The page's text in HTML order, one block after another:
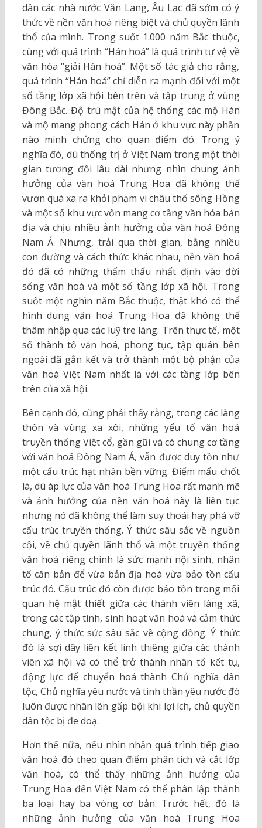
dân các nhà nước Văn Lang, Âu Lạc đã sớm có ý
thức về nền văn hoá riêng biệt và chủ quyền lãnh
thổ của mình. Trong suốt 1.000 năm Bắc thuộc,
cùng với quá trình “Hán hoá” là quá trình tự vệ về
văn hóa “giải Hán hoá”. Một số tác giả cho rằng,
quá trình “Hán hoá” chỉ diễn ra mạnh đối với một
số tầng lớp xã hội bên trên và tập trung ở vùng
Đông Bắc. Độ trù mật của hệ thống các mộ Hán
và mộ mang phong cách Hán ở khu vực này phần
nào minh chứng cho quan điểm đó. Trong ý
nghĩa đó, dù thống trị ở Việt Nam trong một thời
gian tương đối lâu dài nhưng nhìn chung ảnh
hưởng của văn hoá Trung Hoa đã không thể
vươn quá xa ra khỏi phạm vi châu thổ sông Hồng
và một số khu vực vốn mang cơ tầng văn hóa bản
địa và chịu nhiều ảnh hưởng của văn hoá Đông
Nam Á. Nhưng, trải qua thời gian, bằng nhiều
con đường và cách thức khác nhau, nền văn hoá
đó đã có những thẩm thấu nhất định vào đời
sống văn hoá và một số tầng lớp xã hội. Trong
suốt một nghìn năm Bắc thuộc, thật khó có thể
hình dung văn hoá Trung Hoa đã không thể
thâm nhập qua các luỹ tre làng. Trên thực tế, một
số thành tố văn hoá, phong tục, tập quán bên
ngoài đã gắn kết và trở thành một bộ phận của
văn hoá Việt Nam nhất là với các tầng lớp bên
trên của xã hội.
Bên cạnh đó, cũng phải thấy rằng, trong các làng
thôn và vùng xa xôi, những yếu tố văn hoá
truyền thống Việt cổ, gần gũi và có chung cơ tầng
với văn hoá Đông Nam Á, vẫn được duy tồn như
một cấu trúc hạt nhân bền vững. Điểm mấu chốt
là, dù áp lực của văn hoá Trung Hoa rất mạnh mẽ
và ảnh hưởng của nền văn hoá này là liên tục
nhưng nó đã không thể làm suy thoái hay phá vỡ
cấu trúc truyền thống. Ý thức sâu sắc về nguồn
cội, về chủ quyền lãnh thổ và một truyền thống
văn hoá riêng chính là sức mạnh nội sinh, nhân
tố căn bản để vừa bản địa hoá vừa bảo tồn cấu
trúc đó. Cấu trúc đó còn được bảo tồn trong mối
quan hệ mật thiết giữa các thành viên làng xã,
trong các tập tính, sinh hoạt văn hoá và cảm thức
chung, ý thức sức sâu sắc về cộng đồng. Ý thức
đó là sợi dây liên kết linh thiêng giữa các thành
viên xã hội và có thể trở thành nhân tố kết tụ,
động lực để chuyển hoá thành Chủ nghĩa dân
tộc, Chủ nghĩa yêu nước và tinh thần yêu nước đó
luôn được nhân lên gấp bội khi lợi ích, chủ quyền
dân tộc bị đe doạ.
Hơn thế nữa, nếu nhìn nhận quá trình tiếp giao
văn hoá đó theo quan điểm phân tích và cắt lớp
văn hoá, có thể thấy những ảnh hưởng của
Trung Hoa đến Việt Nam có thể phân lập thành
ba loại hay ba vòng cơ bản. Trước hết, đó là
những ảnh hưởng của văn hoá Trung Hoa